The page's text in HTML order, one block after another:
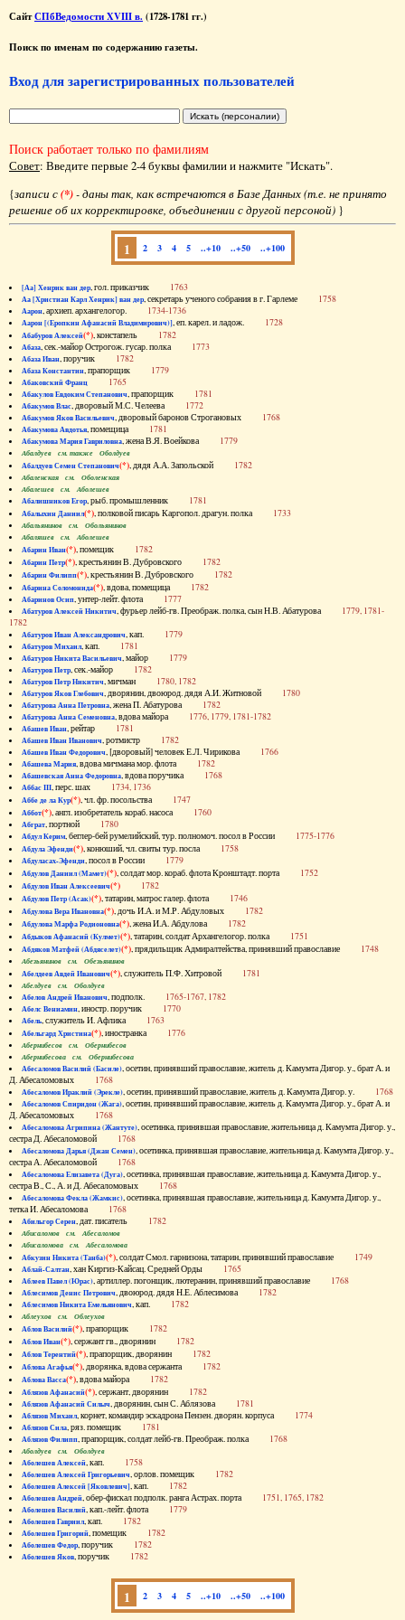
СайтСПбВедомости XVIII в. (1728-1781 гг.)
Поиск по именам по содержанию газеты.
Вход для зарегистрированных пользователей
Поиск работает только по фамилиям
Совет: Введите первые 2-4 буквы фамилии и нажмите "Искать".
{записи с(*)- даны так, как встречаются в Базе Данных (т.е. не принято
решение об их корректировке, объединении с другой персоной) }
1 2 3 4 5 ..+10 ..+50 ..+100
[Аа] Хенрик ван дер, гол. приказчик 1763
Аа [Христиан Карл Хенрик] ван дер, секретарь ученого собрания в г. Гарлеме 1758
Аарон, архиеп. архангелогор. 1734-1736
Аарон [(Еропкин Афанасий Владимирович)], еп. карел. и ладож. 1728
Абабуров Алексей(*), констапель 1782
Абаза, сек.-майор Острогож. гусар. полка 1773
Абаза Иван, поручик 1782
Абаза Константин, прапорщик 1779
Абаковский Франц 1765
Абакулов Евдоким Степанович, прапорщик 1781
Абакумов Влас, дворовый М.С. Челеева 1772
Абакумов Яков Васильевич, дворовый баронов Строгановых 1768
Абакумова Авдотья, помещица 1781
Абакумова Мария Гавриловна, жена В.Я. Воейкова 1779
Абалдуев см. также Оболдуев
Абалдуев Семен Степанович(*), дядя А.А. Запольской 1782
Абаленская см. Оболенская
Абалешев см. Аболешев
Абалишников Егор, рыб. промышленник 1781
Абалыхин Даниил(*), полковой писарь Каргопол. драгун. полка 1733
Абальянинов см. Обольянинов
Абаляшев см. Аболешев
Абарин Иван(*), помещик 1782
Абарин Петр(*), крестьянин В. Дубровского 1782
Абарин Филипп(*), крестьянин В. Дубровского 1782
Абарина Соломонида(*), вдова, помещица 1782
Абаринов Осип, унтер-лейт. флота 1777
Абатуров Алексей Никитич, фурьер лейб-гв. Преображ. полка, сын Н.В. Абатурова 1779, 1781-
1782
Абатуров Иван Александрович, кап. 1779
Абатуров Михаил, кап. 1781
Абатуров Никита Васильевич, майор 1779
Абатуров Петр, сек.-майор 1782
Абатуров Петр Никитич, мичман 1780, 1782
Абатуров Яков Глебович, дворянин, двоюрод. дядя А.И. Житновой 1780
Абатурова Анна Петровна, жена П. Абатурова 1782
Абатурова Анна Семеновна, вдова майора 1776, 1779, 1781-1782
Абашев Иван, рейтар 1781
Абашев Иван Иванович, ротмистр 1782
Абашев Иван Федорович, [дворовый] человек Е.Л. Чирикова 1766
Абашева Мария, вдова мичмана мор. флота 1782
Абашевская Анна Федоровна, вдова поручика 1768
Аббас III, перс. шах 1734, 1736
Аббе де ла Кур(*), чл. фр. посольства 1747
Аббот(*), англ. изобретатель кораб. насоса 1760
Абграт, портной 1780
Абдул Керим, беглер-бей румелийский, тур. полномоч. посол в России 1775-1776
Абдула Эфенди(*), конюший, чл. свиты тур. посла 1758
Абдуласах-Эфенди, посол в России 1779
Абдулов Даниил (Мамет)(*), солдат мор. кораб. флота Кронштадт. порта 1752
Абдулов Иван Алексеевич(*) 1782
Абдулов Петр (Асак)(*), татарин, матрос галер. флота 1746
Абдулова Вера Ивановна(*), дочь И.А. и М.Р. Абдуловых 1782
Абдулова Марфа Родионовна(*), жена И.А. Абдулова 1782
Абдыков Афанасий (Кулмет)(*), татарин, солдат Архангелогор. полка 1751
Абдяков Матфей (Абдяселет)(*), прядильщик Адмиралтейства, принявший православие 1748
Абезьянинов см. Обезьянинов
Абелдеев Авдей Иванович(*), служитель П.Ф. Хитровой 1781
Абелдуев см. Оболдуев
Абелов Андрей Иванович, подполк. 1765-1767, 1782
Абелс Вениамин, иностр. поручик 1770
Абель, служитель И. Афлика 1763
Абельгард Христина(*), иностранка 1776
Абернибесов см. Обернибесов
Абернибесова см. Обернибесова
Абесаломов Василий (Басиле), осетин, принявший православие, житель д. Камумта Дигор. у., брат А. и
Д. Абесаломовых 1768
Абесаломов Ираклий (Эрекле), осетин, принявший православие, житель д. Камумта Дигор. у. 1768
Абесаломов Спиридон (Жага), осетин, принявший православие, житель д. Камумта Дигор. у., брат А. и
Д. Абесаломовых 1768
Абесаломова Агрипина (Жантуте), осетинка, принявшая православие, жительница д. Камумта Дигор. у.,
сестра Д. Абесаломовой 1768
Абесаломова Дарья (Джан Семен), осетинка, принявшая православие, жительница д. Камумта Дигор. у.,
сестра А. Абесаломовой 1768
Абесаломова Елизавета (Дуга), осетинка, принявшая православие, жительница д. Камумта Дигор. у.,
сестра В., С., А. и Д. Абесаломовых 1768
Абесаломова Фекла (Жамкис), осетинка, принявшая православие, жительница д. Камумта Дигор. у.,
тетка И. Абесаломова 1768
Абильгор Серен, дат. писатель 1782
Абисаломов см. Абесаломов
Абисаломова см. Абесаломова
Абкузин Никита (Танба)(*), солдат Смол. гарнизона, татарин, принявший православие 1749
Аблай-Салтан, хан Киргиз-Кайсац. Средней Орды 1765
Аблеев Павел (Юрас), артиллер. погонщик, лютеранин, принявший православие 1768
Аблесимов Денис Петрович, двоюрод. дядя Н.Е. Аблесимова 1782
Аблесимов Никита Емельянович, кап. 1782
Аблеухов см. Облеухов
Аблов Василий(*), прапорщик 1782
Аблов Иван(*), сержант гв., дворянин 1782
Аблов Терентий(*), прапорщик, дворянин 1782
Аблова Агафья(*), дворянка, вдова сержанта 1782
Аблова Васса(*), вдова майора 1782
Аблязов Афанасий(*), сержант, дворянин 1782
Аблязов Афанасий Силыч, дворянин, сын С. Аблязова 1781
Аблязов Михаил, корнет, командир эскадрона Пензен. дворян. корпуса 1774
Аблязов Сила, ряз. помещик 1781
Аблязов Филипп, прапорщик, солдат лейб-гв. Преображ. полка 1768
Аболдуев см. Оболдуев
Аболешев Алексей, кап. 1758
Аболешев Алексей Григорьевич, орлов. помещик 1782
Аболешев Алексей [Яковлевич], кап. 1782
Аболешев Андрей, обер-фискал подполк. ранга Астрах. порта 1751, 1765, 1782
Аболешев Василий, кап.-лейт. флота 1779
Аболешев Гавриил, кап. 1782
Аболешев Григорий, помещик 1782
Аболешев Федор, поручик 1782
Аболешев Яков, поручик 1782
1 2 3 4 5 ..+10 ..+50 ..+100